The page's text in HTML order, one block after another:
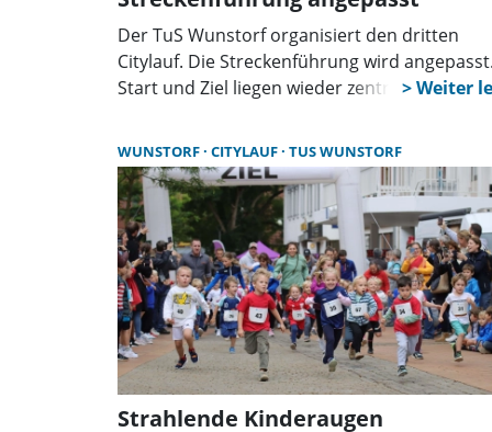
Der TuS Wunstorf organisiert den dritten
Citylauf. Die Streckenführung wird angepasst.
Start und Ziel liegen wieder zentral zwischen
WUNSTORF CITYLAUF TUS WUNSTORF
Strahlende Kinderaugen